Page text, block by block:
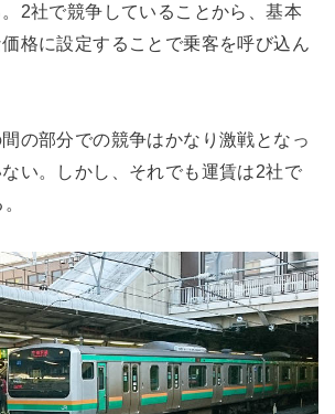
2社で競争していることから、基本
格に設定することで乗客を呼び込ん
の部分での競争はかなり激戦となっ
い。しかし、それでも運賃は2社で